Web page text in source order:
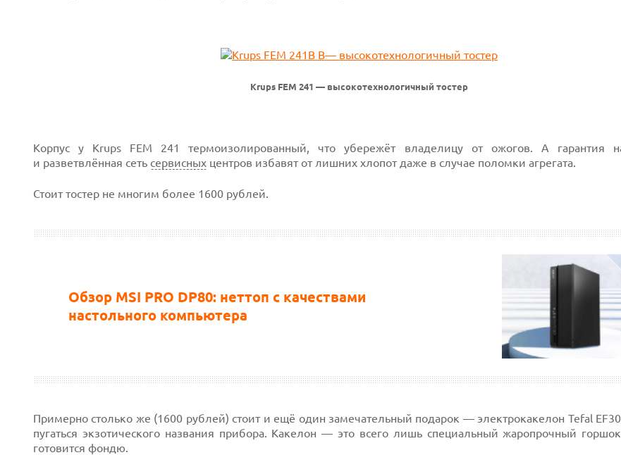
Krups FEM 241 — высокотехнологичный тостер
Корпус у Krups FEM 241 термоизолированный, что убережёт владелицу от ожогов. А гарантия
и разветвлённая сеть сервисных центров избавят от лишних хлопот даже в случае поломки агрегата.
Стоит тостер не многим более 1600 рублей.
Обзор MSI PRO DP80: неттоп с качествами
настольного компьютера
Примерно столько же (1600 рублей) стоит и ещё один замечательный подарок — электрокакелон Tefal
пугаться экзотического названия прибора. Какелон — это всего лишь специальный жаропрочный
готовится фондю.